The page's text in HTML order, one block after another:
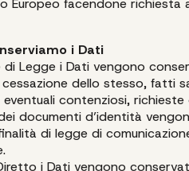
Europeo facendone
i Dati
di Legge i Dati vengono
dello stesso, fatti
contenziosi,
documenti d’identità
di legge di
i Dati vengono